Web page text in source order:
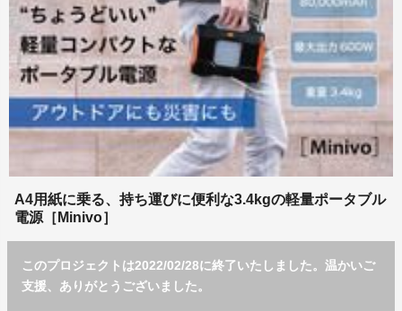
A4用紙に乗る、持ち運びに便利な3.4kgの軽量ポータブル
電源［Minivo］
このプロジェクトは2022/02/28に終了いたしました。温かいご
支援、ありがとうございました。